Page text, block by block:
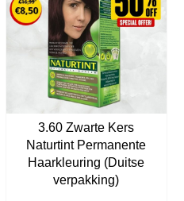
3.60 Zwarte Kers
Naturtint Permanente
Haarkleuring (Duitse
verpakking)